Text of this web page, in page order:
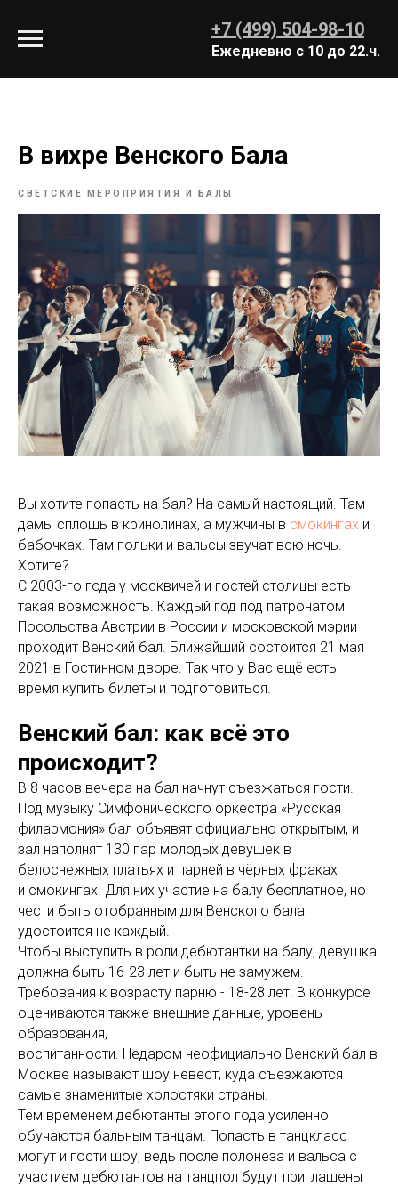
+7 (499) 504-98-10
Ежедневно с 10 до 22.ч.
В вихре Венского Бала
СВЕТСКИЕ МЕРОПРИЯТИЯ И БАЛЫ
Вы хотите попасть на бал? На самый настоящий. Там
дамы сплошь в кринолинах, а мужчины в смокингах и
бабочках. Там польки и вальсы звучат всю ночь.
Хотите?
С 2003-го года у москвичей и гостей столицы есть
такая возможность. Каждый год под патронатом
Посольства Австрии в России и московской мэрии
проходит Венский бал. Ближайший состоится 21 мая
2021 в Гостинном дворе. Так что у Вас ещё есть
время купить билеты и подготовиться.
Венский бал: как всё это
происходит?
В 8 часов вечера на бал начнут съезжаться гости.
Под музыку Симфонического оркестра «Русская
филармония» бал объявят официально открытым, и
зал наполнят 130 пар молодых девушек в
белоснежных платьях и парней в чёрных фраках
и смокингах. Для них участие на балу бесплатное, но
чести быть отобранным для Венского бала
удостоится не каждый.
Чтобы выступить в роли дебютантки на балу, девушка
должна быть 16-23 лет и быть не замужем.
Требования к возрасту парню - 18-28 лет. В конкурсе
оцениваются также внешние данные, уровень
образования,
воспитанности. Недаром неофициально Венский бал в
Москве называют шоу невест, куда съезжаются
самые знаменитые холостяки страны.
Тем временем дебютанты этого года усиленно
обучаются бальным танцам. Попасть в танцкласс
могут и гости шоу, ведь после полонеза и вальса с
участием дебютантов на танцпол будут приглашены